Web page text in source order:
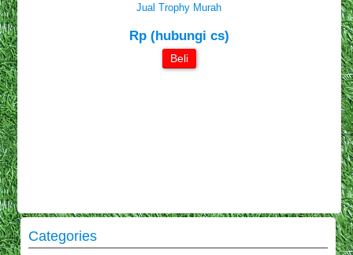
Jual Trophy Murah
Rp (hubungi cs)
Beli
Categories